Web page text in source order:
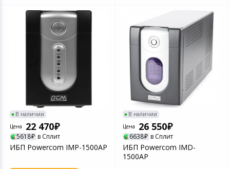
В наличии
Цена
22 470
5618 в Сплит
ИБП Powercom IMP-1500AP
В наличии
Цена
26 550
6638 в Сплит
ИБП Powercom IMD-
1500AP